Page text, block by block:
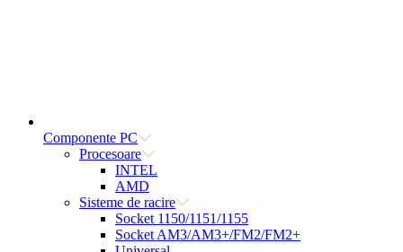
Componente PC
Procesoare
INTEL
AMD
Sisteme de racire
Socket 1150/1151/1155
Socket AM3/AM3+/FM2/FM2+